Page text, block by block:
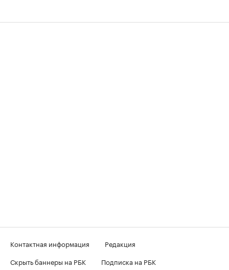
Контактная информация
Редакция
Скрыть баннеры на РБК
Подписка на РБК